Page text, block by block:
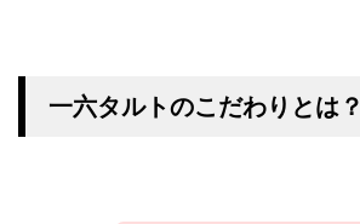
一六タルトのこだわりとは？